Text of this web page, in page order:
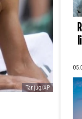
Tanjug/AP